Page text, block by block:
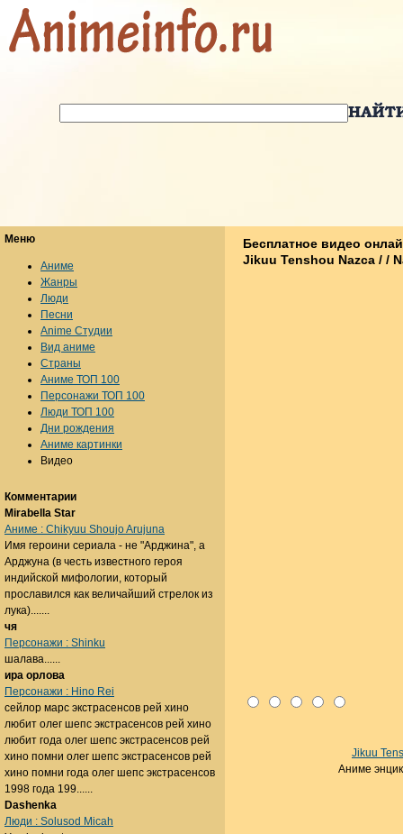
Бесплатное видео
Jikuu Tenshou Nazca / /
Jikuu
Аниме
Меню
Аниме
Жанры
Люди
Песни
Anime Студии
Вид аниме
Страны
Аниме ТОП 100
Персонажи ТОП 100
Люди ТОП 100
Дни рождения
Аниме картинки
Видео
Комментарии
Mirabella Star
Аниме : Chikyuu Shoujo Arujuna
Имя героини сериала - не "Арджина", а
Арджуна (в честь известного героя
индийской мифологии, который
прославился как величайший стрелок из
лука).......
чя
Персонажи : Shinku
шалава......
ира орлова
Персонажи : Hino Rei
сейлор марс экстрасенсов рей хино
любит олег шепс экстрасенсов рей хино
любит года олег шепс экстрасенсов рей
хино помни олег шепс экстрасенсов рей
хино помни года олег шепс экстрасенсов
1998 года 199......
Dashenka
Люди : Solusod Micah